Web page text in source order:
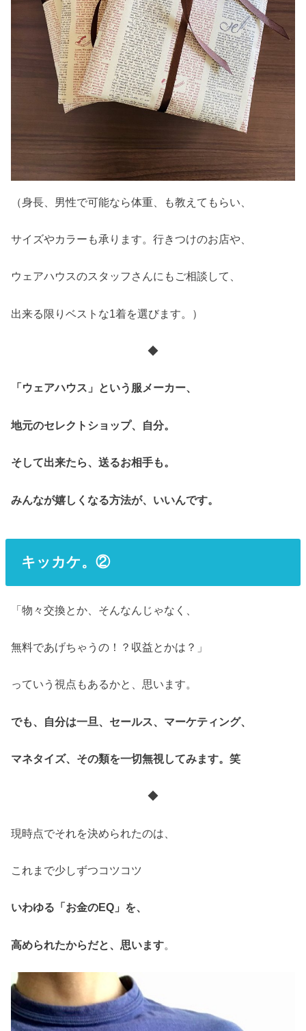
（身長、男性で可能なら体重、も教えてもらい、
サイズやカラーも承ります。行きつけのお店や、
ウェアハウスのスタッフさんにもご相談して、
出来る限りベストな1着を選びます。）
◆
「ウェアハウス」という服メーカー、
地元のセレクトショップ、自分。
そして出来たら、送るお相手も。
みんなが嬉しくなる方法が、いいんです。
キッカケ。②
「物々交換とか、そんなんじゃなく、
無料であげちゃうの！？収益とかは？」
っていう視点もあるかと、思います。
でも、自分は一旦、セールス、マーケティング、
マネタイズ、その類を一切無視してみます。笑
◆
現時点でそれを決められたのは、
これまで少しずつコツコツ
いわゆる「お金のEQ」を、
高められたからだと、思います。